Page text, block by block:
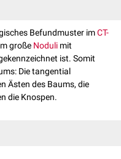
Befundmuster imCT-
große Noduli mit
ist. Somit
Die tangential
Ästen des Baums, die
die Knospen.
pathologische Veränderung